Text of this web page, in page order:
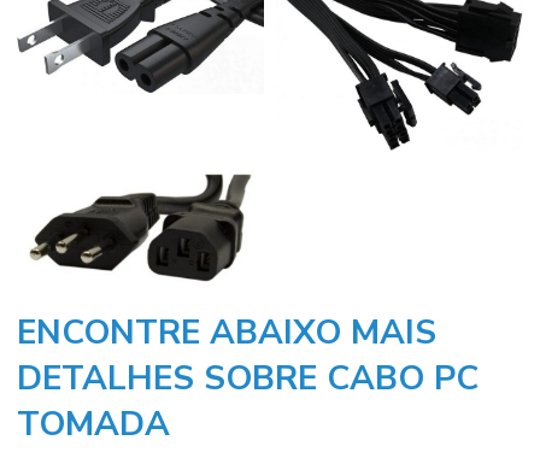
ENCONTRE ABAIXO MAIS
DETALHES SOBRE CABO PC
TOMADA